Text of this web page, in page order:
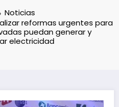
Noticias
reformas urgentes para
puedan generar y
electricidad